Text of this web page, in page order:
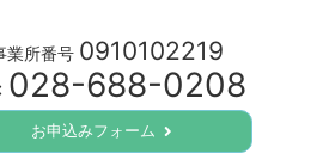
業所番号 0910102219
028-688-0208
お申込みフォーム